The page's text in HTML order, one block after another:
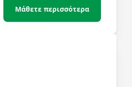
Μάθετε περισσότερα